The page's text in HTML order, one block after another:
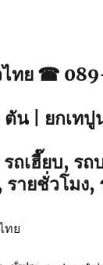
ไทย ☎
น | ยกเทปู
ถเฮี๊ยบ, รถ
รายชั่วโมง,
ทย